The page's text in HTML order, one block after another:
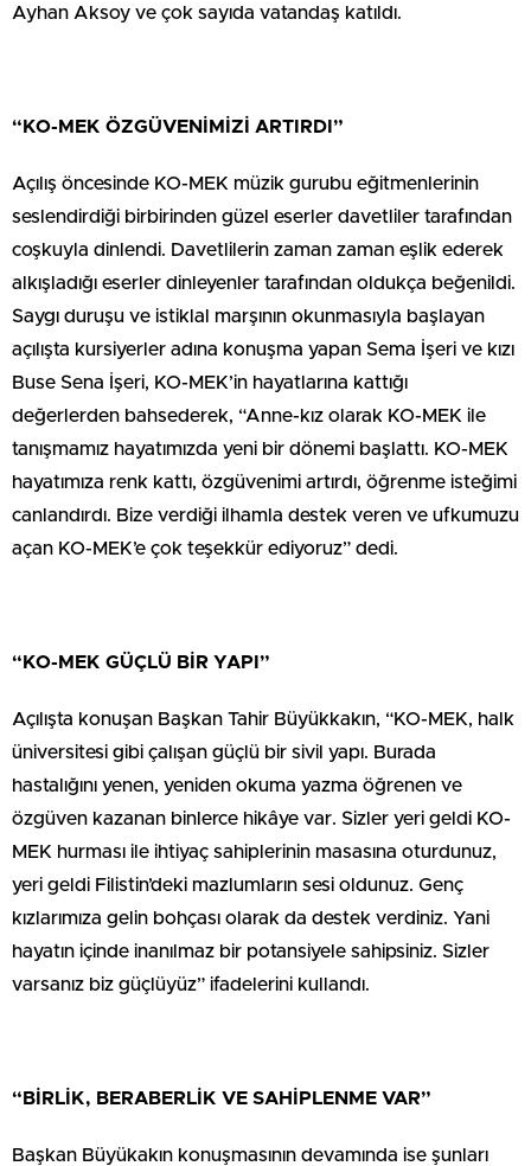
Ayhan Aksoy ve çok sayıda vatandaş katıldı.
“KO-MEK ÖZGÜVENİMİZİ ARTIRDI”
Açılış öncesinde KO-MEK müzik gurubu eğitmenlerinin
seslendirdiği birbirinden güzel eserler davetliler tarafından
coşkuyla dinlendi. Davetlilerin zaman zaman eşlik ederek
alkışladığı eserler dinleyenler tarafından oldukça beğenildi.
Saygı duruşu ve istiklal marşının okunmasıyla başlayan
açılışta kursiyerler adına konuşma yapan Sema İşeri ve kızı
Buse Sena İşeri, KO-MEK’in hayatlarına kattığı
değerlerden bahsederek, “Anne-kız olarak KO-MEK ile
tanışmamız hayatımızda yeni bir dönemi başlattı. KO-MEK
hayatımıza renk kattı, özgüvenimi artırdı, öğrenme isteğimi
canlandırdı. Bize verdiği ilhamla destek veren ve ufkumuzu
açan KO-MEK’e çok teşekkür ediyoruz” dedi.
“KO-MEK GÜÇLÜ BİR YAPI”
Açılışta konuşan Başkan Tahir Büyükkakın, “KO-MEK, halk
üniversitesi gibi çalışan güçlü bir sivil yapı. Burada
hastalığını yenen, yeniden okuma yazma öğrenen ve
özgüven kazanan binlerce hikâye var. Sizler yeri geldi KO-
MEK hurması ile ihtiyaç sahiplerinin masasına oturdunuz,
yeri geldi Filistin’deki mazlumların sesi oldunuz. Genç
kızlarımıza gelin bohçası olarak da destek verdiniz. Yani
hayatın içinde inanılmaz bir potansiyele sahipsiniz. Sizler
varsanız biz güçlüyüz” ifadelerini kullandı.
“BİRLİK, BERABERLİK VE SAHİPLENME VAR”
Başkan Büyükakın konuşmasının devamında ise şunları